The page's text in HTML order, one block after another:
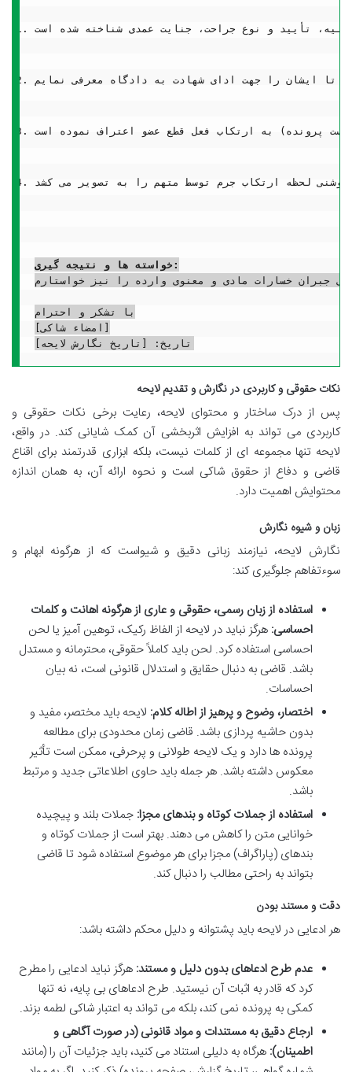
خواسته ها و نتیجه گیری:
جبران خسارات مادی و معنوی وارده را نیز خواستارم.
با تشکر و احترام
[امضاء شاکی]
نکات حقوقی و کاربردی در نگارش و تقدیم لایحه
پس از درک ساختار و محتوای لایحه، رعایت برخی نکات حقوقی و
کاربردی می تواند به افزایش اثربخشی آن کمک شایانی کند. در واقع،
لایحه تنها مجموعه ای از کلمات نیست، بلکه ابزاری قدرتمند برای اقناع
قاضی و دفاع از حقوق شاکی است و نحوه ارائه آن، به همان اندازه
محتوایش اهمیت دارد.
زبان و شیوه نگارش
نگارش لایحه، نیازمند زبانی دقیق و شیواست که از هرگونه ابهام و
سوءتفاهم جلوگیری کند:
استفاده از زبان رسمی، حقوقی و عاری از هرگونه اهانت و کلمات
احساسی: هرگز نباید در لایحه از الفاظ رکیک، توهین آمیز یا لحن
احساسی استفاده کرد. لحن باید کاملاً حقوقی، محترمانه و مستدل
باشد. قاضی به دنبال حقایق و استدلال قانونی است، نه بیان
احساسات.
اختصار، وضوح و پرهیز از اطاله کلام: لایحه باید مختصر، مفید و
بدون حاشیه پردازی باشد. قاضی زمان محدودی برای مطالعه
پرونده ها دارد و یک لایحه طولانی و پرحرفی، ممکن است تأثیر
معکوس داشته باشد. هر جمله باید حاوی اطلاعاتی جدید و مرتبط
باشد.
استفاده از جملات کوتاه و بندهای مجزا: جملات بلند و پیچیده
خوانایی متن را کاهش می دهند. بهتر است از جملات کوتاه و
بندهای (پاراگراف) مجزا برای هر موضوع استفاده شود تا قاضی
بتواند به راحتی مطالب را دنبال کند.
دقت و مستند بودن
هر ادعایی در لایحه باید پشتوانه و دلیل محکم داشته باشد:
عدم طرح ادعاهای بدون دلیل و مستند: هرگز نباید ادعایی را مطرح
کرد که قادر به اثبات آن نیستید. طرح ادعاهای بی پایه، نه تنها
کمکی به پرونده نمی کند، بلکه می تواند به اعتبار شاکی لطمه بزند.
ارجاع دقیق به مستندات و مواد قانونی (در صورت آگاهی و
اطمینان): هرگاه به دلیلی استناد می کنید، باید جزئیات آن را (مانند